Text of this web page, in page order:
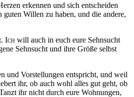
erkennen und sich entscheiden
Willen zu haben, und die andere,
Ich will auch in euch eure Sehnsucht
Sehnsucht und ihre Größe selbst
und Vorstellungen entspricht, und weil
ihr, ob auch wohl alles gut geht, ob
ihr nicht durch eure Wohnungen,